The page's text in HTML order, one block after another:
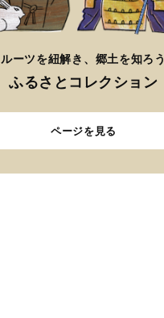
ルーツを紐解き、郷土を知ろう
ふるさとコレクション
ページを見る